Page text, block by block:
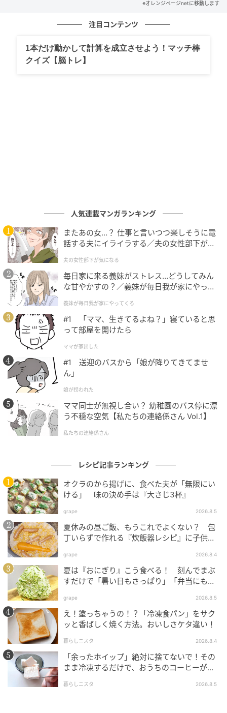
目も食べ応えがありそうで、食欲をそそります！
オレンジページnet
気になるお味ですが、こってりしたところがなく、あ
っさりめに仕上がりました。
鶏むね肉は高タンパク、低脂質と言われていますし
ね！
家計的にもちょっとした節約になって、これは意外と
アリかもと思いました。
ほんと、肉じゃがって自由ですね♪
今度は少しリッチに、ブロック肉でも作ってみたいで
す！
元記事で読む
次の記事
なんちゃってサラダ軍艦おにぎり
の記事をもっとみる
※オレンジページnetに移動します
注目コンテンツ
1本だけ動かして計算を成立させよう！マッチ棒
クイズ【脳トレ】
人気連載マンガランキング
またあの女…？ 仕事と言いつつ楽しそうに電
話する夫にイライラする／夫の女性部下が気
夫の女性部下が気になる
毎日家に来る義妹がストレス…どうしてみん
な甘やかすの？／義妹が毎日我が家にやって
が】
義妹が毎日我が家にやってくる
#1 「ママ、生きてるよね？」寝ていると思
って部屋を開けたら
ママが家出した
#1 送迎のバスから「娘が降りてきてませ
ん」
娘が拐われた
ママ同士が無視し合い？ 幼稚園のバス停に漂
う不穏な空気【私たちの連絡係さん Vol.1】
私たちの連絡係さん
レシピ記事ランキング
オクラのから揚げに、食べた夫が「無限にい
ける」 味の決め手は『大さじ3杯』
grape 2026.8.5
夏休みの昼ご飯、もうこれでよくない？ 包
丁いらずで作れる『炊飯器レシピ』に子供が
grape 2026.8.4
夏は『おにぎり』こう食べる！ 刻んでまぶ
すだけで「暑い日もさっぱり」「弁当にもい
grape 2026.8.5
え！塗っちゃうの！？「冷凍食パン」をサク
ッと香ばしく焼く方法。おいしさケタ違い！
暮らしニスタ 2026.8.4
「余ったホイップ」絶対に捨てないで！その
まま冷凍するだけで、おうちのコーヒーが
暮らしニスタ 2026.8.5